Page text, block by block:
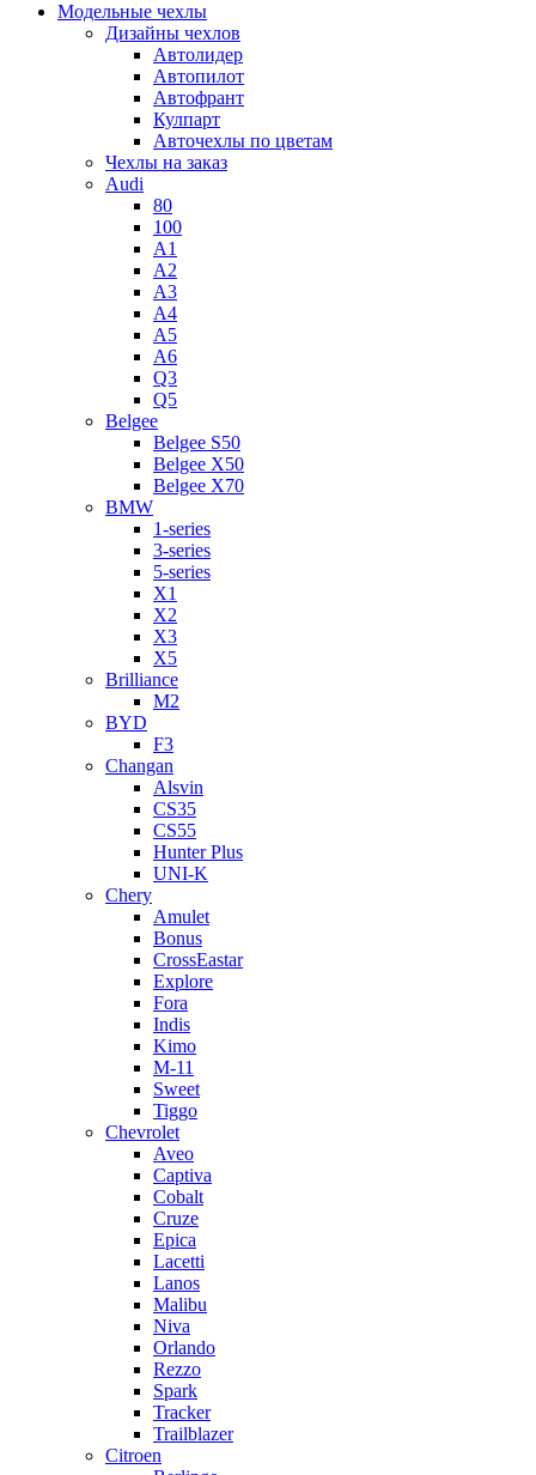
Модельные чехлы
Дизайны чехлов
Автолидер
Автопилот
Автофрант
Кулпарт
Авточехлы по цветам
Чехлы на заказ
Audi
80
100
A1
A2
A3
A4
A5
A6
Q3
Q5
Belgee
Belgee S50
Belgee X50
Belgee X70
BMW
1-series
3-series
5-series
X1
X2
X3
X5
Brilliance
M2
BYD
F3
Changan
Alsvin
CS35
CS55
Hunter Plus
UNI-K
Chery
Amulet
Bonus
CrossEastar
Explore
Fora
Indis
Kimo
M-11
Sweet
Tiggo
Chevrolet
Aveo
Captiva
Cobalt
Cruze
Epica
Lacetti
Lanos
Malibu
Niva
Orlando
Rezzo
Spark
Tracker
Trailblazer
Citroen